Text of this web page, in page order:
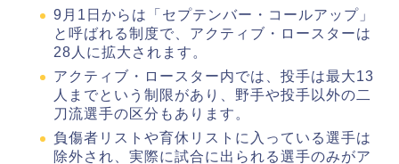
9月1日からは「セプテンバー・コールアップ」
と呼ばれる制度で、アクティブ・ロースターは
28人に拡大されます。
アクティブ・ロースター内では、投手は最大13
人までという制限があり、野手や投手以外の二
刀流選手の区分もあります。
負傷者リストや育休リストに入っている選手は
除外され、実際に試合に出られる選手のみがア